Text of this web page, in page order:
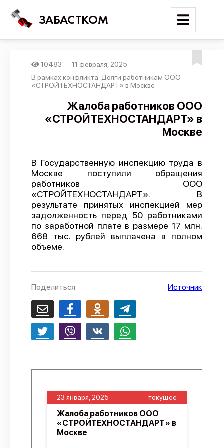
ЗАБАСТКОМ
Войти
Поиск
Новости
Отчеты
Предложить публикацию
Справочник
API
О проекте
10483
11 февраля, 2025
В рамках конфликта: Долги работникам ООО
«СТРОЙТЕХНОСТАНДАРТ» в Москве
Жалоба работников ООО
«СТРОЙТЕХНОСТАНДАРТ» в
Москве
В Государственную инспекцию труда в
Москве поступили обращения
работников ООО
«СТРОЙТЕХНОСТАНДАРТ». В
результате принятых инспекцией мер
задолженность перед 50 работниками
по заработной плате в размере 17 млн.
668 тыс. рублей выплачена в полном
объеме.
Поделиться Источник
23 января, 2025 текущее
Жалоба работников ООО
«СТРОЙТЕХНОСТАНДАРТ» в
Москве